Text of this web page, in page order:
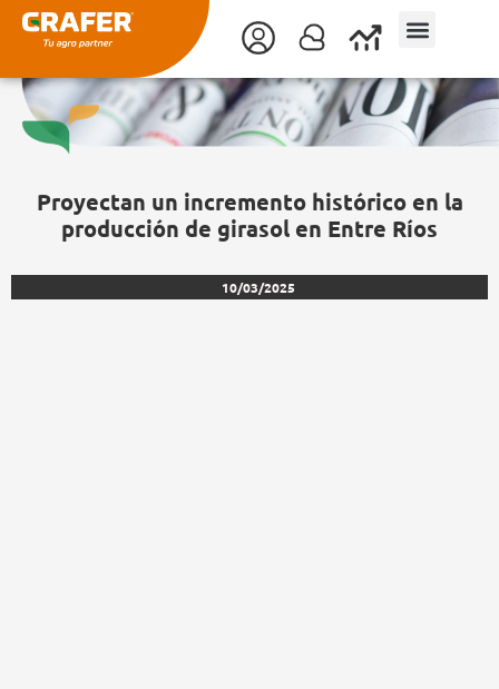
contenido
Proyectan un incremento histórico en la
producción de girasol en Entre Ríos
10/03/2025